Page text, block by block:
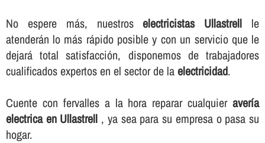
No espere más, nuestroselectricistas Ullastrell le
atenderán lo más rápido posible y con un servicio que le
dejará total satisfacción, disponemos de trabajadores
cualificados expertos en el sector de laelectricidad.
Cuente con fervalles a la hora reparar cualquieraverí­a
electrica en Ullastrell , ya sea para su empresa o pasa su
hogar.